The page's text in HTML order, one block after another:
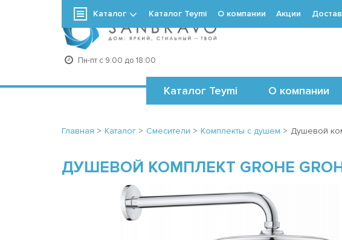
Пн-пт с 9:00 до 18:00
+7 (495) 488-
Каталог Teymi О компании
Каталог Каталог Teymi О компании Акции
Главная > Каталог > Смесители > Комплекты с душем > Душевой
ДУШЕВОЙ КОМПЛЕКТ GROHE